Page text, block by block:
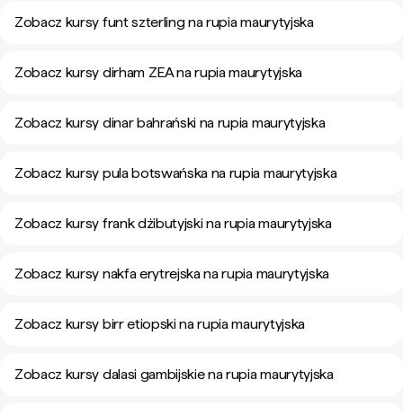
Zobacz kursy funt szterling na rupia maurytyjska
Zobacz kursy dirham ZEA na rupia maurytyjska
Zobacz kursy dinar bahrański na rupia maurytyjska
Zobacz kursy pula botswańska na rupia maurytyjska
Zobacz kursy frank dżibutyjski na rupia maurytyjska
Zobacz kursy nakfa erytrejska na rupia maurytyjska
Zobacz kursy birr etiopski na rupia maurytyjska
Zobacz kursy dalasi gambijskie na rupia maurytyjska